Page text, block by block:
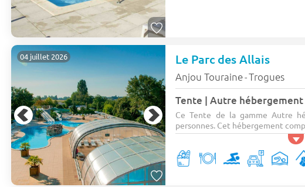
04 juillet 2026 Le Parc des Allais
Anjou Touraine-Trogues
Ce Tente de la gamme Autre
personnes. Cet hébergement